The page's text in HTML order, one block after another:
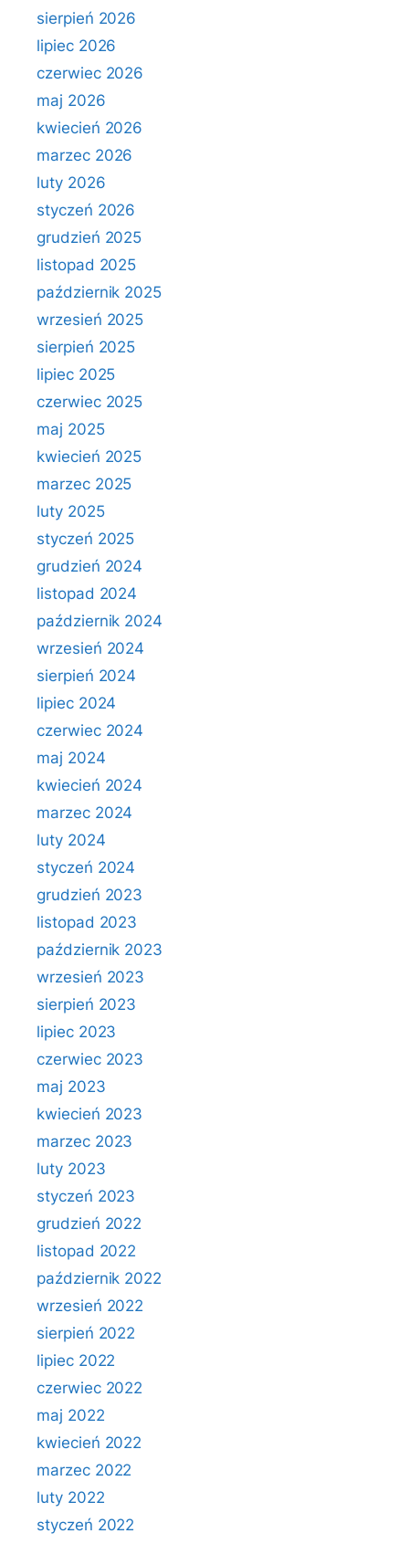
sierpień 2026
lipiec 2026
czerwiec 2026
maj 2026
kwiecień 2026
marzec 2026
luty 2026
styczeń 2026
grudzień 2025
listopad 2025
październik 2025
wrzesień 2025
sierpień 2025
lipiec 2025
czerwiec 2025
maj 2025
kwiecień 2025
marzec 2025
luty 2025
styczeń 2025
grudzień 2024
listopad 2024
październik 2024
wrzesień 2024
sierpień 2024
lipiec 2024
czerwiec 2024
maj 2024
kwiecień 2024
marzec 2024
luty 2024
styczeń 2024
grudzień 2023
listopad 2023
październik 2023
wrzesień 2023
sierpień 2023
lipiec 2023
czerwiec 2023
maj 2023
kwiecień 2023
marzec 2023
luty 2023
styczeń 2023
grudzień 2022
listopad 2022
październik 2022
wrzesień 2022
sierpień 2022
lipiec 2022
czerwiec 2022
maj 2022
kwiecień 2022
marzec 2022
luty 2022
styczeń 2022